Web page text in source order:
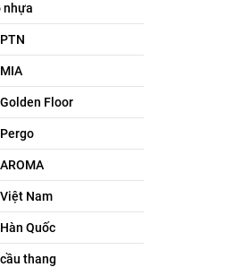
nhựa
Floor
Nam
Quốc
thang